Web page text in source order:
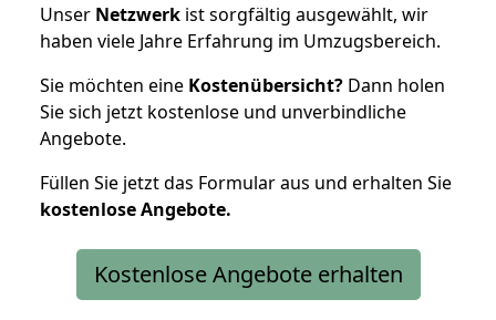
Unser Netzwerk ist sorgfältig ausgewählt, wir
haben viele Jahre Erfahrung im Umzugsbereich.
Sie möchten eine Kostenübersicht? Dann holen
Sie sich jetzt kostenlose und unverbindliche
Angebote.
Füllen Sie jetzt das Formular aus und erhalten Sie
kostenloseAngebote.
Kostenlose Angebote erhalten